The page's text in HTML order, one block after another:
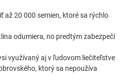
až 20 000 semien, ktoré sa rýchlo
odumiera, no predtým zabezpečí
využívaný aj v ľudovom liečiteľstve
ktorý sa nepoužíva